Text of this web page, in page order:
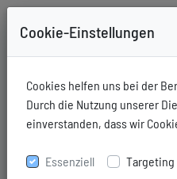
+49-731-76006
Cookie-Einstellungen
Cookies helfen uns bei der
Durch die Nutzung unserer
einverstanden, dass wir
Essenziell Targeting